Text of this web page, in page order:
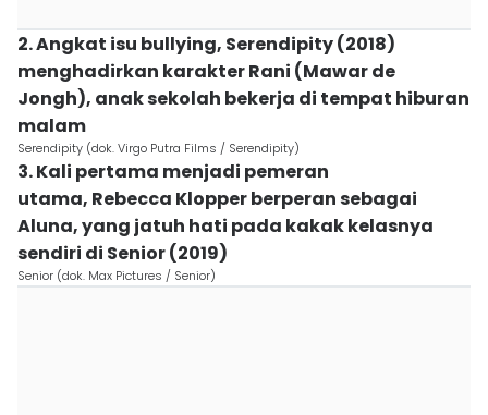
2. Angkat isu bullying, Serendipity (2018)
menghadirkan karakter Rani (Mawar de
Jongh), anak sekolah bekerja di tempat hiburan
malam
Serendipity (dok. Virgo Putra Films / Serendipity)
3. Kali pertama menjadi pemeran
utama, Rebecca Klopper berperan sebagai
Aluna, yang jatuh hati pada kakak kelasnya
sendiri di Senior (2019)
Senior (dok. Max Pictures / Senior)